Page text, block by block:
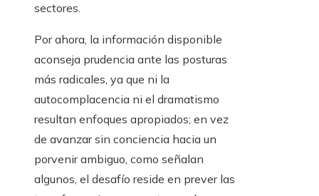
sectores.
Por ahora, la información disponible
aconseja prudencia ante las posturas
más radicales, ya que ni la
autocomplacencia ni el dramatismo
resultan enfoques apropiados; en vez
de avanzar sin conciencia hacia un
porvenir ambiguo, como señalan
algunos, el desafío reside en prever las